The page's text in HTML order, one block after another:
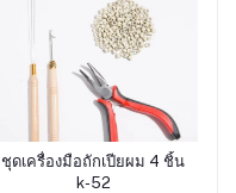
หยิบใส่ตะกร้า
ชุดเครื่องมือถักเปียผม 4 ชิ้น
k-52